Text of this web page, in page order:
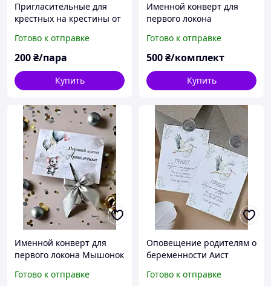
Пригласительные для
крестных на крестины от
Готово к отправке
200₴/пара
Купить
Именной конверт для
первого локона
ножницами
Готово к отправке
500₴/комплект
Купить
Именной конверт для
первого локона Мышонок
Готово к отправке
Оповещение родителям о
беременности Аист
Готово к отправке